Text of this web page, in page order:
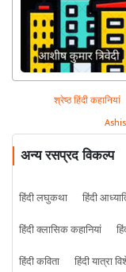
श्रेष्ठ हिंदी कहानियां
अन्य रसप्रद विकल्प
हिंदी लघुकथा हिंदी
हिंदी क्लासिक कहानियां
हिंदी कविता
हिंदी यात्रा